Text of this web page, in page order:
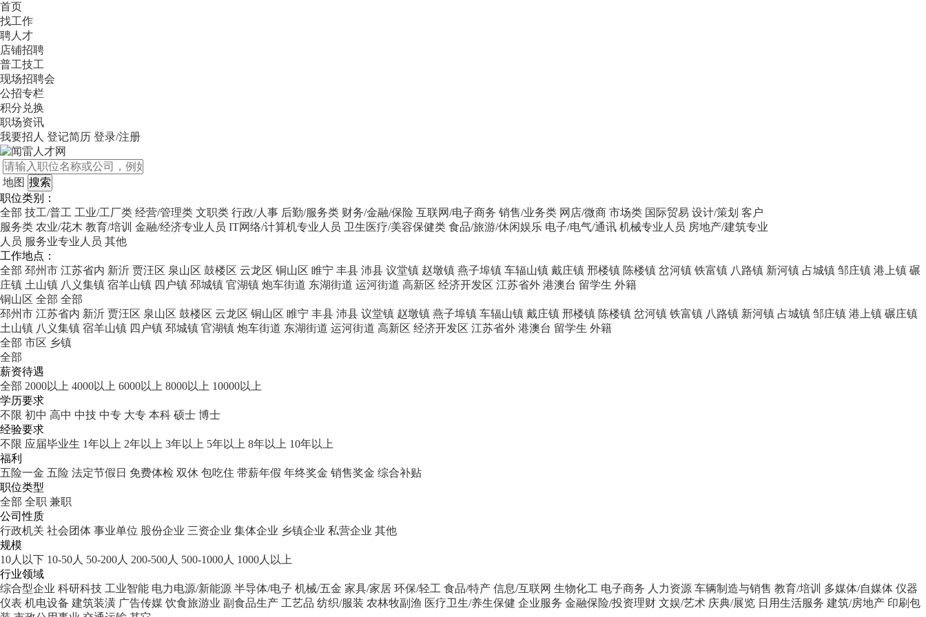
首页
找工作
聘人才
店铺招聘
普工技工
现场招聘会
公招专栏
积分兑换
职场资讯
我要招人 登记简历 登录/注册
地图
职位类别：
全部 技工/普工 工业/工厂类 经营/管理类 文职类 行政/人事 后勤/服务类 财务/金融/保险 互联网/电子商务 销售/业务类 网店/微商 市场类 国际贸易 设计/策划 客户
服务类 农业/花木 教育/培训 金融/经济专业人员 IT网络/计算机专业人员 卫生医疗/美容保健类 食品/旅游/休闲娱乐 电子/电气/通讯 机械专业人员 房地产/建筑专业
人员 服务业专业人员 其他
工作地点：
全部 邳州市 江苏省内 新沂 贾汪区 泉山区 鼓楼区 云龙区 铜山区 睢宁 丰县 沛县 议堂镇 赵墩镇 燕子埠镇 车辐山镇 戴庄镇 邢楼镇 陈楼镇 岔河镇 铁富镇 八路镇 新河镇 占城镇 邹庄镇 港上镇 碾
庄镇 土山镇 八义集镇 宿羊山镇 四户镇 邳城镇 官湖镇 炮车街道 东湖街道 运河街道 高新区 经济开发区 江苏省外 港澳台 留学生 外籍
铜山区 全部 全部
邳州市 江苏省内 新沂 贾汪区 泉山区 鼓楼区 云龙区 铜山区 睢宁 丰县 沛县 议堂镇 赵墩镇 燕子埠镇 车辐山镇 戴庄镇 邢楼镇 陈楼镇 岔河镇 铁富镇 八路镇 新河镇 占城镇 邹庄镇 港上镇 碾庄镇
土山镇 八义集镇 宿羊山镇 四户镇 邳城镇 官湖镇 炮车街道 东湖街道 运河街道 高新区 经济开发区 江苏省外 港澳台 留学生 外籍
全部 市区 乡镇
全部
薪资待遇
全部 2000以上 4000以上 6000以上 8000以上 10000以上
学历要求
不限 初中 高中 中技 中专 大专 本科 硕士 博士
经验要求
不限 应届毕业生 1年以上 2年以上 3年以上 5年以上 8年以上 10年以上
福利
五险一金 五险 法定节假日 免费体检 双休 包吃住 带薪年假 年终奖金 销售奖金 综合补贴
职位类型
全部 全职 兼职
公司性质
行政机关 社会团体 事业单位 股份企业 三资企业 集体企业 乡镇企业 私营企业 其他
规模
10人以下 10-50人 50-200人 200-500人 500-1000人 1000人以上
行业领域
综合型企业 科研科技 工业智能 电力电源/新能源 半导体/电子 机械/五金 家具/家居 环保/轻工 食品/特产 信息/互联网 生物化工 电子商务 人力资源 车辆制造与销售 教育/培训 多媒体/自媒体 仪器
仪表 机电设备 建筑装潢 广告传媒 饮食旅游业 副食品生产 工艺品 纺织/服装 农林牧副渔 医疗卫生/养生保健 企业服务 金融保险/投资理财 文娱/艺术 庆典/展览 日用生活服务 建筑/房地产 印刷包